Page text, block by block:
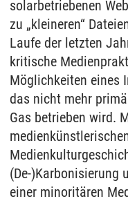
solarbetriebenen
zu „kleineren“
Laufe der letzten
kritische
Möglichkeiten eines
das nicht mehr
Gas betrieben wird.
(De-)Karbonisierung
einer minoritären